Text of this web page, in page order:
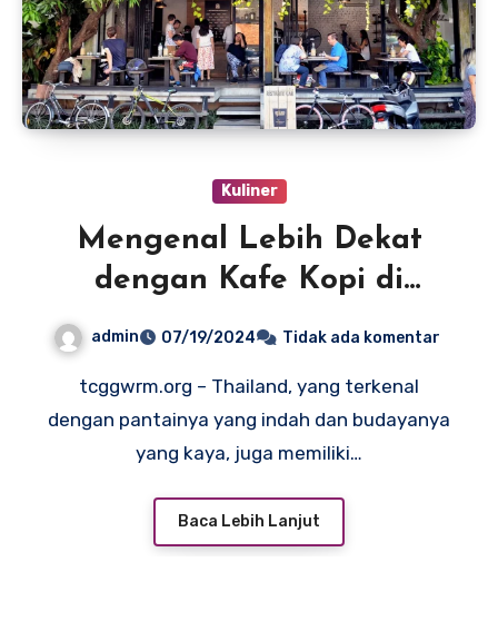
Kuliner
Mengenal Lebih Dekat
dengan Kafe Kopi di
admin 07/19/2024 Tidak ada komentar
tcggwrm.org – Thailand, yang terkenal
dengan pantainya yang indah dan budayanya
yang kaya, juga memiliki…
Baca Lebih Lanjut